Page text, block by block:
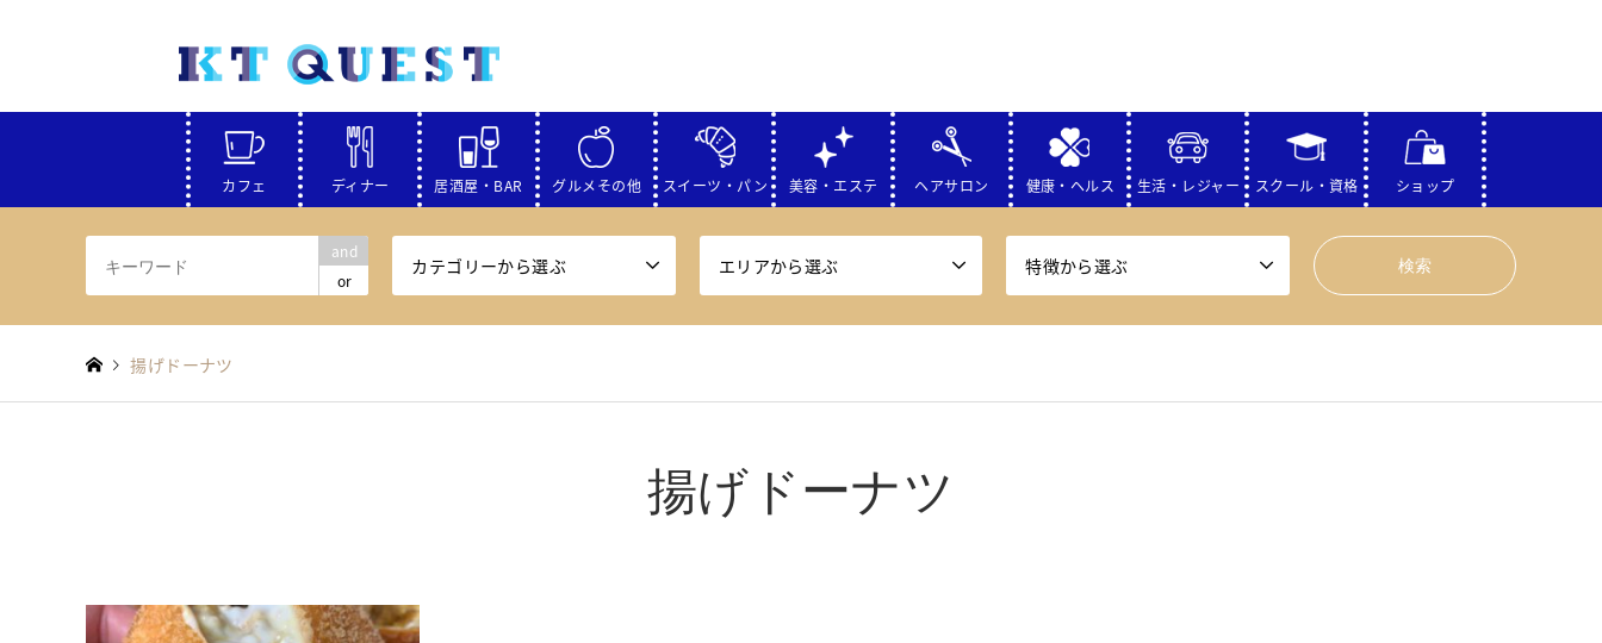
カフェ ディナー 居酒屋・BAR グルメその他 スイーツ・パン 美容・エステ ヘアサロン 健康・ヘルス 生活・レジャー スクール・資格 ショップ
and
or
カテゴリーから選ぶ エリアから選ぶ 特徴から選ぶ
揚げドーナツ
揚げドーナツ